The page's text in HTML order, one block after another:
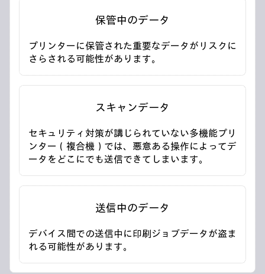
保管中のデータ
プリンターに保管された重要なデータがリスクに
さらされる可能性があります。
スキャンデータ
セキュリティ対策が講じられていない多機能プリ
ンター（複合機）では、悪意ある操作によってデ
ータをどこにでも送信できてしまいます。
送信中のデータ
デバイス間での送信中に印刷ジョブデータが盗ま
れる可能性があります。